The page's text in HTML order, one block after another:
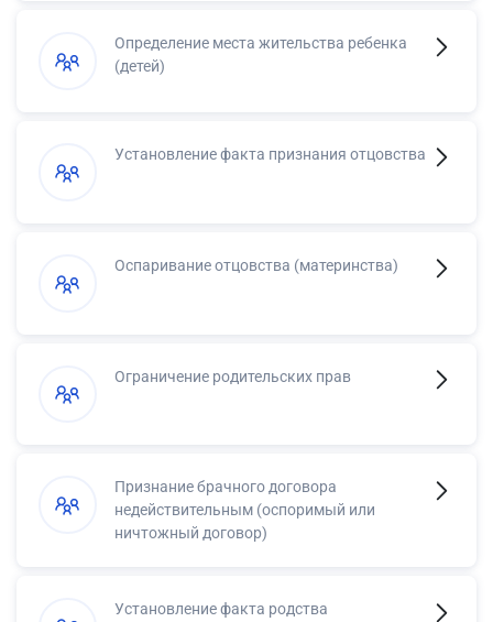
Определение места жительства ребенка
(детей)
Установление факта признания отцовства
Оспаривание отцовства (материнства)
Ограничение родительских прав
Признание брачного договора
недействительным (оспоримый или
ничтожный договор)
Установление факта родства